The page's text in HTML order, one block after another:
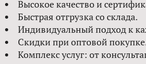
Высокое качество и
Быстрая отгрузка со склада.
Индивидуальный подход к
Скидки при оптовой
Комплекс услуг: от